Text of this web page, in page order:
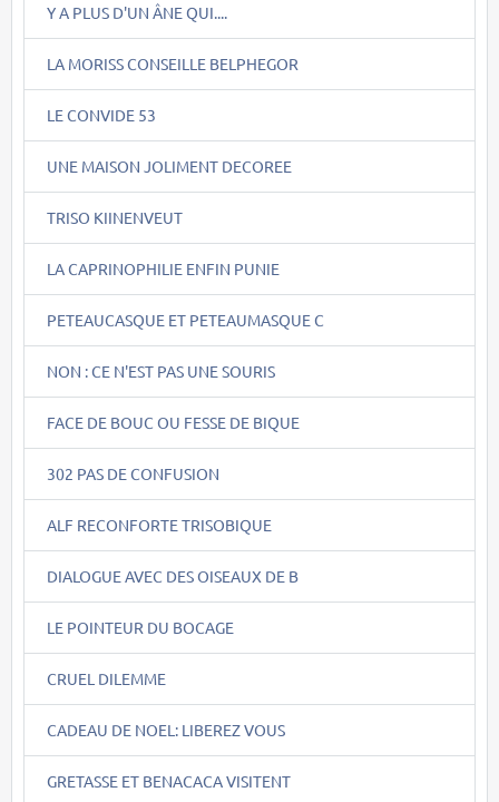
Y A PLUS D'UN ÂNE QUI....
LA MORISS CONSEILLE BELPHEGOR
LE CONVIDE 53
UNE MAISON JOLIMENT DECOREE
TRISO KIINENVEUT
LA CAPRINOPHILIE ENFIN PUNIE
PETEAUCASQUE ET PETEAUMASQUE C
NON : CE N'EST PAS UNE SOURIS
FACE DE BOUC OU FESSE DE BIQUE
302 PAS DE CONFUSION
ALF RECONFORTE TRISOBIQUE
DIALOGUE AVEC DES OISEAUX DE B
LE POINTEUR DU BOCAGE
CRUEL DILEMME
CADEAU DE NOEL: LIBEREZ VOUS
GRETASSE ET BENACACA VISITENT